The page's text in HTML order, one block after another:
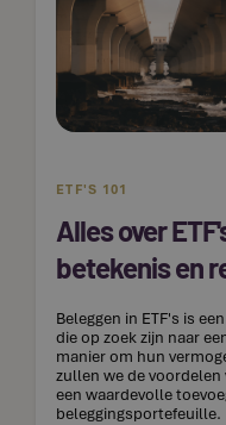
ETF'S 101
Alles over
betekenis en
Beleggen in ETF's is
die op zoek zijn naar
manier om hun
zullen we de voordelen
een waardevolle
beleggingsportefeuille.